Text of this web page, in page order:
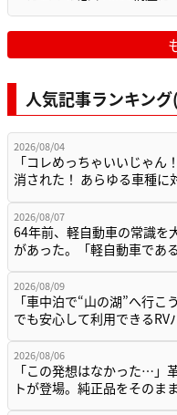
人気記事ランキン
2026/08/04
「コレめっちゃいいじゃん
消された！ あらゆる車種
2026/08/07
64年前、軽自動車の常識を
があった。「軽自動車であ
2026/08/09
「車中泊で“山の湖”へ行こ
でも安心して利用できる
2026/08/06
「この発想はなかった…」
トが登場。純正品をそのま